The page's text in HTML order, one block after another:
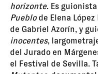
horizonte. Es
Pueblo de Elena López
de Gabriel Azorín, y
inocentes,
del Jurado en
el Festival de Sevilla.